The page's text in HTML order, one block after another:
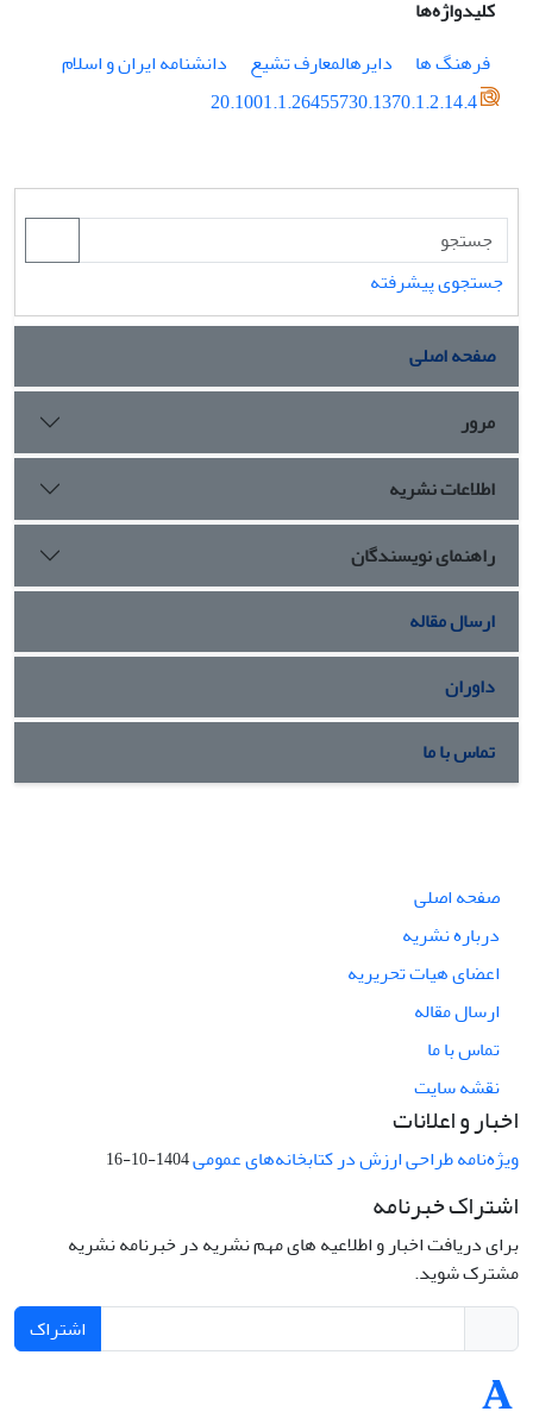
کلیدواژه‌ها
فرهنگ ها
دایرهالمعارف تشیع
دانشنامه ایران و اسلام
‎ 20.1001.1.26455730.1370.1.2.14.4
جستجوی پیشرفته
صفحه اصلی
مرور
اطلاعات نشریه
راهنمای نویسندگان
ارسال مقاله
داوران
تماس با ما
صفحه اصلی
درباره نشریه
اعضای هیات تحریریه
ارسال مقاله
تماس با ما
نقشه سایت
اخبار و اعلانات
ویژه‌نامه طراحی ارزش در کتابخانه‌های عمومی1404-10-16
اشتراک خبرنامه
برای دریافت اخبار و اطلاعیه های مهم نشریه در خبرنامه نشریه
مشترک شوید.
اشتراک